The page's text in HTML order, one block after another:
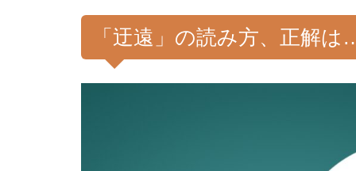
「迂遠」の読み方、正解は